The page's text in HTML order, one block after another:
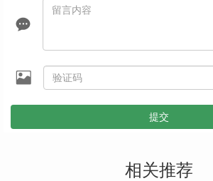
提交
相关推荐